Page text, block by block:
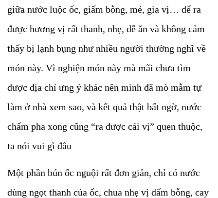
giữa nước luộc ốc, giấm bỗng, mẻ, gia vị… để ra
được hương vị rất thanh, nhẹ, dễ ăn và không cảm
thấy bị lạnh bụng như nhiều người thường nghĩ về
món này. Vì nghiện món này mà mãi chưa tìm
được địa chỉ ưng ý khác nên mình đã mò mẫm tự
làm ở nhà xem sao, và kết quả thật bất ngờ, nước
chấm pha xong cũng “ra được cái vị” quen thuộc,
ta nói vui gì đâu
Một phần bún ốc nguội rất đơn giản, chỉ có nước
dùng ngọt thanh của ốc, chua nhẹ vị dấm bỗng, cay